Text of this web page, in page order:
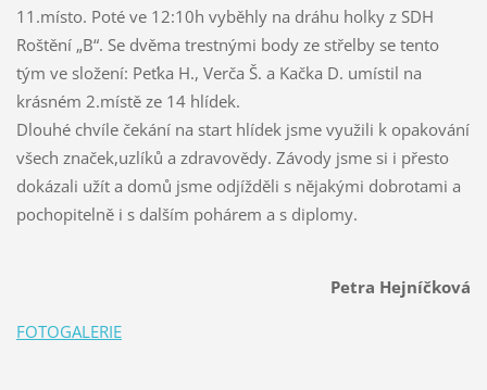
11.místo. Poté ve 12:10h vyběhly na dráhu holky z SDH
Roštění „B“. Se dvěma trestnými body ze střelby se tento
tým ve složení: Peťka H., Verča Š. a Kačka D. umístil na
krásném 2.místě ze 14 hlídek.
Dlouhé chvíle čekání na start hlídek jsme využili k opakování
všech značek,uzlíků a zdravovědy. Závody jsme si i přesto
dokázali užít a domů jsme odjížděli s nějakými dobrotami a
pochopitelně i s dalším pohárem a s diplomy.
Petra Hejníčková
FOTOGALERIE